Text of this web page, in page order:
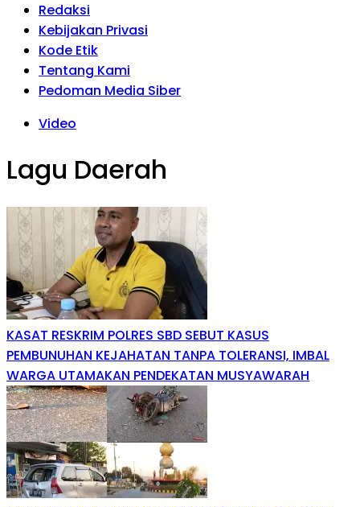
Redaksi
Kebijakan Privasi
Kode Etik
Tentang Kami
Pedoman Media Siber
Video
Lagu Daerah
KASAT RESKRIM POLRES SBD SEBUT KASUS
PEMBUNUHAN KEJAHATAN TANPA TOLERANSI, IMBAL
WARGA UTAMAKAN PENDEKATAN MUSYAWARAH